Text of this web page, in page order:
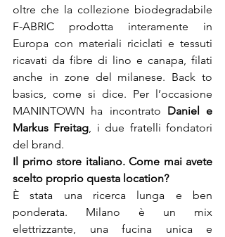
oltre che la collezione biodegradabile
F-ABRIC prodotta interamente in
Europa con materiali riciclati e tessuti
ricavati da fibre di lino e canapa, filati
anche in zone del milanese. Back to
basics, come si dice. Per l’occasione
MANINTOWN ha incontrato Daniel e
Markus Freitag, i due fratelli fondatori
Il primo store italiano. Come mai avete
È stata una ricerca lunga e ben
ponderata. Milano è un mix
elettrizzante, una fucina unica e